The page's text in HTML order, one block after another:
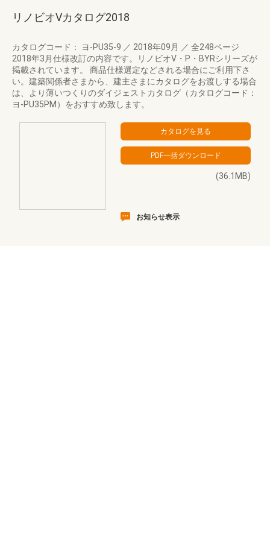
リノビオVカタログ2018
カタログコード： ヨ-PU35-9 ／ 2018年09月 ／ 全248ページ
2018年3月仕様改訂の内容です。リノビオV・P・BYRシリーズが
掲載されています。 商品仕様選定などされる場合にご利用下さ
い。建築関係者さまから、建主さまにカタログをお渡しする場合
は、より薄いつくりのダイジェストカタログ（カタログコード：
ヨ-PU35PM）をおすすめ致します。
(36.1MB)
お知らせ表示